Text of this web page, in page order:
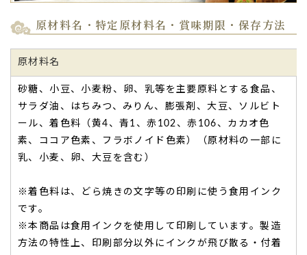
原材料名・特定原材料名・賞味期限・保存方法
原材料名
砂糖、小豆、小麦粉、卵、乳等を主要原料とする食品、
サラダ油、はちみつ、みりん、膨張剤、大豆、ソルビト
ール、着色料（黄4、青1、赤102、赤106、カカオ色
素、ココア色素、フラボノイド色素）（原材料の一部に
乳、小麦、卵、大豆を含む）
※着色料は、どら焼きの文字等の印刷に使う食用インク
です。
※本商品は食用インクを使用して印刷しています。製造
方法の特性上、印刷部分以外にインクが飛び散る・付着